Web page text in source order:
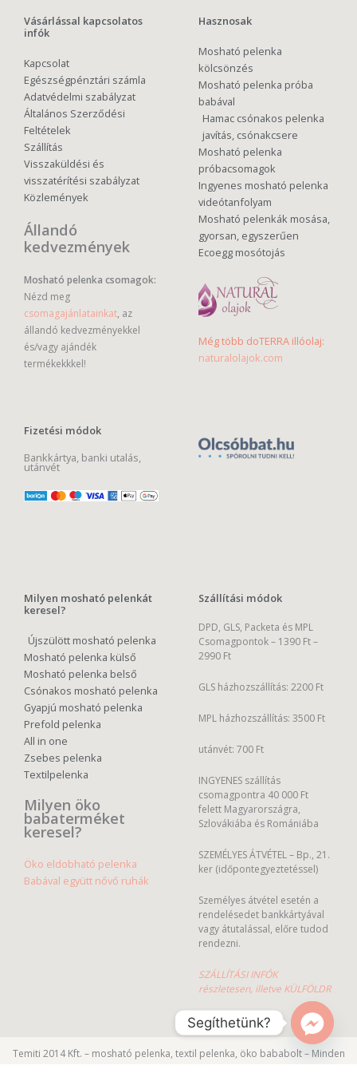
Vásárlással kapcsolatos
infók
Kapcsolat
Egészségpénztári számla
Adatvédelmi szabályzat
Általános Szerződési
Feltételek
Szállítás
Visszaküldési és
visszatérítési szabályzat
Közlemények
Állandó
kedvezmények
Mosható pelenka csomagok:
Nézd meg
csomagajánlatainkat, az
állandó kedvezményekkel
és/vagy ajándék
termékekkkel!
Fizetési módok
Bankkártya, banki utalás,
utánvét
Hasznosak
Mosható pelenka
kölcsönzés
Mosható pelenka próba
babával
Hamac csónakos pelenka
javítás, csónakcsere
Mosható pelenka
próbacsomagok
Ingyenes mosható pelenka
videótanfolyam
Mosható pelenkák mosása,
gyorsan, egyszerűen
Ecoegg mosótojás
Még több doTERRA illóolaj:
naturalolajok.com
Milyen mosható pelenkát
keresel?
Újszülött mosható pelenka
Mosható pelenka külső
Mosható pelenka belső
Csónakos mosható pelenka
Gyapjú mosható pelenka
Prefold pelenka
All in one
Zsebes pelenka
Textilpelenka
Milyen öko
babaterméket
keresel?
Öko eldobható pelenka
Babával együtt nővő ruhák
Szállítási módok
DPD, GLS, Packeta és MPL
Csomagpontok – 1390 Ft –
2990 Ft
GLS házhozszállítás: 2200 Ft
MPL házhozszállítás: 3500 Ft
utánvét: 700 Ft
INGYENES szállítás
csomagpontra 40 000 Ft
felett Magyarországra,
Szlovákiába és Romániába
SZEMÉLYES ÁTVÉTEL – Bp., 21.
ker (időpontegyeztetéssel)
Személyes átvétel esetén a
rendelésedet bankkártyával
vagy átutalással, előre tudod
rendezni.
SZÁLLÍTÁSI INFÓK
részletesen, illetve KÜLFÖLDR
Temiti 2014 Kft. – mosható pelenka, textil pelenka, öko bababolt – Minden
Segíthetünk?